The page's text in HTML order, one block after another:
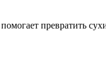
превратить